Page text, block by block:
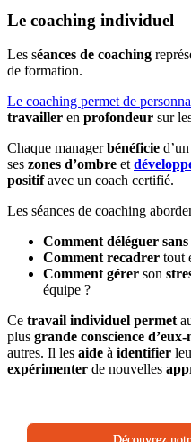
Le coaching individuel
Les séances de coaching
de formation.
Le coaching permet de
travailler en profondeur sur
Chaque managerbénéficie d’un
ses zones d’ombre et
positifavec un coach certifié.
Les séances de coaching
Comment déléguer sans
Comment recadrer tout
Comment gérer son
équipe ?
Ce travail individuel permet
plus grande conscience d’eux-
autres. Il les aide à identifier
expérimenter de nouvelles